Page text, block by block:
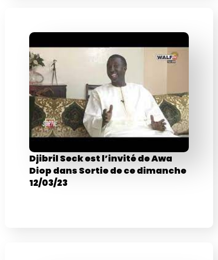
Djibril Seck est l’invité de Awa
Diop dans Sortie de ce dimanche
12/03/23